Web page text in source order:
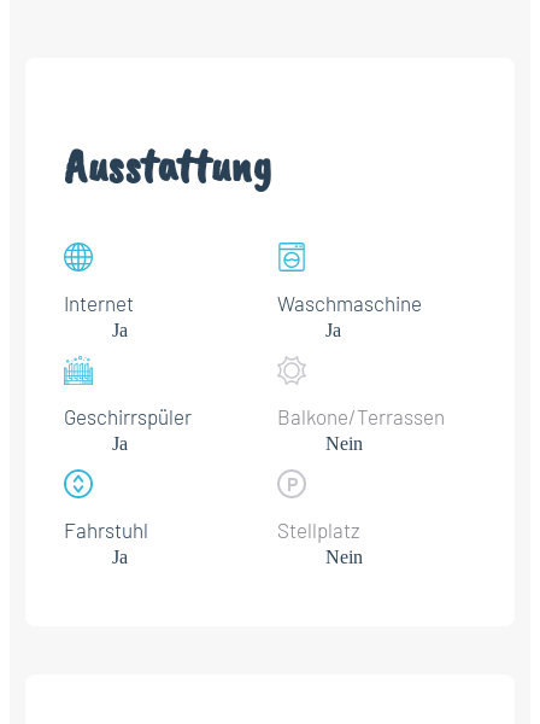
Ausstattung
Internet
Ja
Waschmaschine
Ja
Geschirrspüler
Ja
Balkone/Terrassen
Nein
Fahrstuhl
Ja
Stellplatz
Nein